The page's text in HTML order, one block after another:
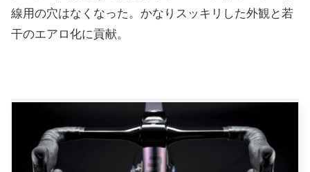
線用の穴はなくなった。かなりスッキリした外観と若
干のエアロ化に貢献。